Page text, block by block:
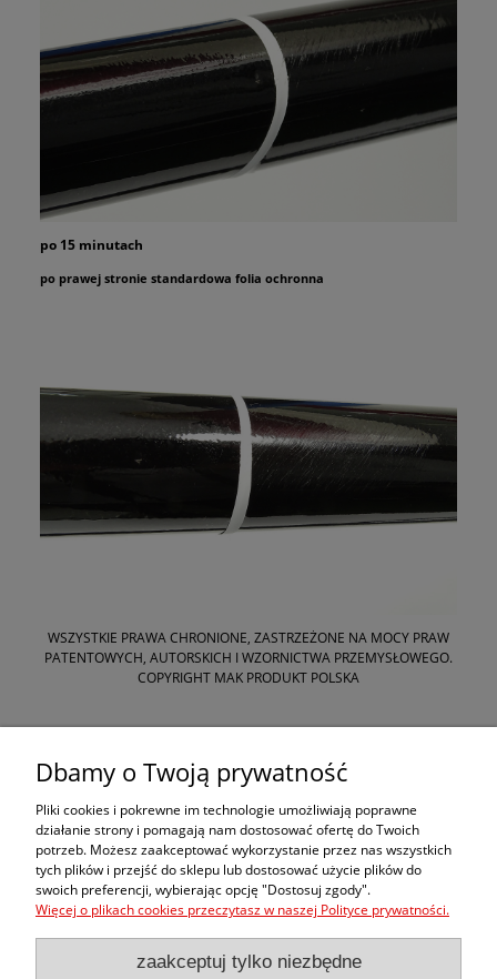
po 15 minutach
po prawej stronie standardowa folia ochronna
WSZYSTKIE PRAWA CHRONIONE, ZASTRZEŻONE NA MOCY PRAW
PATENTOWYCH, AUTORSKICH I WZORNICTWA PRZEMYSŁOWEGO.
COPYRIGHT MAK PRODUKT POLSKA
Pomoc
Moje konto
Informacje
Dbamy o Twoją prywatność
Pliki cookies i pokrewne im technologie umożliwiają poprawne
działanie strony i pomagają nam dostosować ofertę do Twoich
potrzeb. Możesz zaakceptować wykorzystanie przez nas wszystkich
tych plików i przejść do sklepu lub dostosować użycie plików do
swoich preferencji, wybierając opcję "Dostosuj zgody".
Więcej o plikach cookies przeczytasz w naszej Polityce prywatności.
zaakceptuj tylko niezbędne